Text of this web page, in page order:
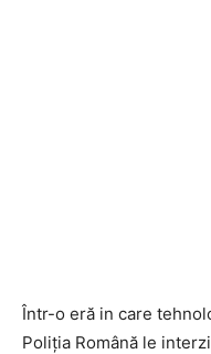
Într-o eră in care
Poliția Română le